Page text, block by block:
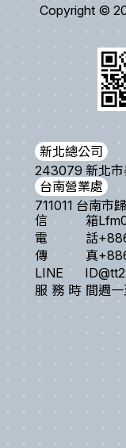
Copyright ©
新北總公司
243079 新北市
台南營業處
711011 台南市
信箱
電話
傳真
LINE ID
服務時間週